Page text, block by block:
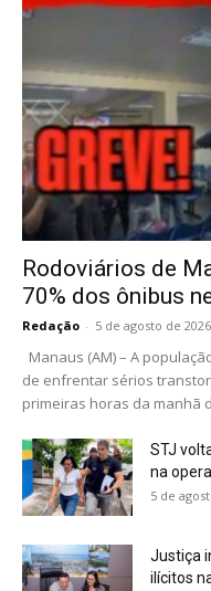
Rodoviários de
70% dos ônibus
Redação - 5 de agosto de 2026
Manaus (AM) – A
de enfrentar sérios
primeiras horas da manhã
STJ
na
5 de
Justiça
ilícitos